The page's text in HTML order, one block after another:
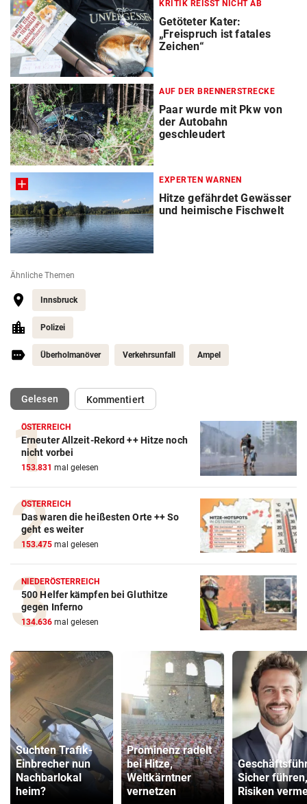
KRITIK REISST NICHT AB
Getöteter Kater:
„Freispruch ist fatales
Zeichen“
AUF DER BRENNERSTRECKE
Paar wurde mit Pkw von
der Autobahn
geschleudert
EXPERTEN WARNEN
Hitze gefährdet Gewässer
und heimische Fischwelt
Ähnliche Themen
Innsbruck
Polizei
Überholmanöver Verkehrsunfall Ampel
Gelesen(ausgewählt)Kommentiert
ÖSTERREICH
Erneuter Allzeit-Rekord ++ Hitze noch
nicht vorbei
153.831 mal gelesen
ÖSTERREICH
Das waren die heißesten Orte ++ So
geht es weiter
153.475 mal gelesen
NIEDERÖSTERREICH
500 Helfer kämpfen bei Gluthitze
gegen Inferno
134.636 mal gelesen
Suchten Trafik-
Einbrecher nun
Nachbarlokal
heim?
Prominenz radelt
bei Hitze,
Weltkärntner
vernetzen
Sicher führen,
Risiken